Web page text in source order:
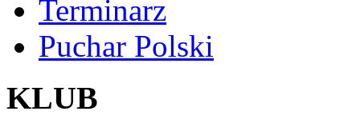
Terminarz
Puchar Polski
KLUB